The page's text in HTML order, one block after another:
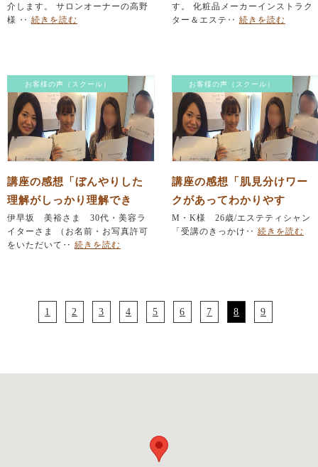
介します。 サロンオーナーの高野
様 ‥ 続きを読む
す。 化粧品メーカーインストラク
ター＆エステ‥ 続きを読む
お客様の声（スクール）
講座の感想「ぼんやりした
理解がしっかり理解でき
た！」
伊早坂 美裕さま 30代・美容ラ
イターさま （お名前・お写真許可
をいただいて‥ 続きを読む
お客様の声（スクール）
講座の感想「肌見分けワー
クがあってわかりやす
い！」
M・K様 26歳/エステティシャン
「受講のきっかけ‥ 続きを読む
1 2 3 4 5 6 7 8 9